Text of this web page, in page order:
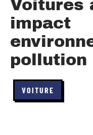
Voitures
impact
pollution
VOITURE